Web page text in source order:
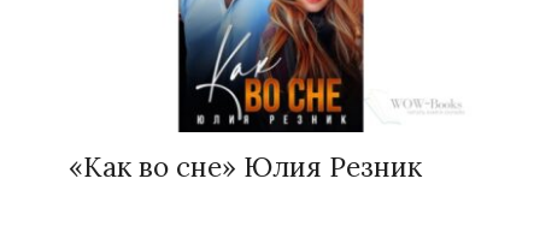
«Как во сне» Юлия Резник